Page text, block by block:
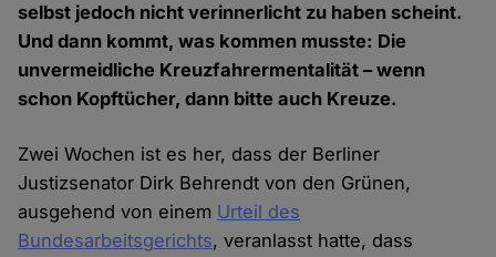
selbst jedoch nicht verinnerlicht zu haben scheint.
Und dann kommt, was kommen musste: Die
unvermeidliche Kreuzfahrermentalität – wenn
schon Kopftücher, dann bitte auch Kreuze.
Zwei Wochen ist es her, dass der Berliner
Justizsenator Dirk Behrendt von den Grünen,
ausgehend von einem Urteil des
Bundesarbeitsgerichts, veranlasst hatte, dass